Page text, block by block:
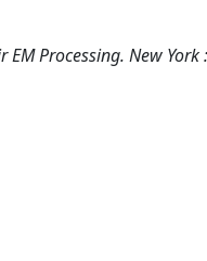
Processing. New